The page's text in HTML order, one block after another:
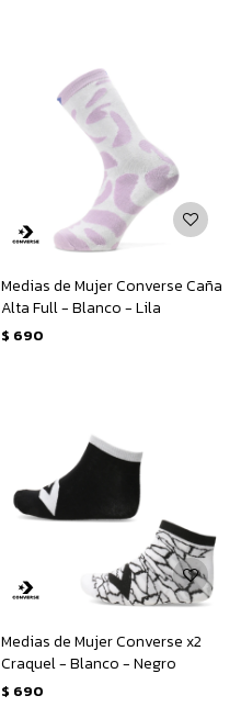
Medias de Mujer Converse Caña
Alta Full - Blanco - Lila
$ 690
Medias de Mujer Converse x2
Craquel - Blanco - Negro
$ 690